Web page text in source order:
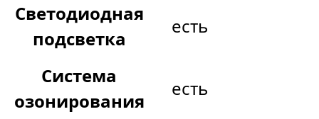
Светодиодная
подсветка
есть
Система
озонирования
есть